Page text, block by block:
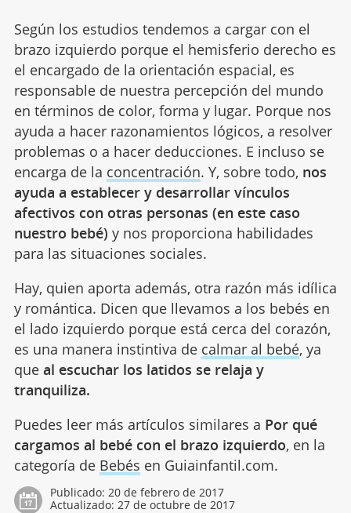
Según los estudios tendemos a cargar con el
brazo izquierdo porque el hemisferio derecho es
el encargado de la orientación espacial, es
responsable de nuestra percepción del mundo
en términos de color, forma y lugar. Porque nos
ayuda a hacer razonamientos lógicos, a resolver
problemas o a hacer deducciones. E incluso se
encarga de la concentración. Y, sobre todo, nos
ayuda a establecer y desarrollar vínculos
afectivos con otras personas (en este caso
nuestro bebé) y nos proporciona habilidades
para las situaciones sociales.
Hay, quien aporta además, otra razón más idílica
y romántica. Dicen que llevamos a los bebés en
el lado izquierdo porque está cerca del corazón,
es una manera instintiva de calmar al bebé, ya
que al escuchar los latidos se relaja y
tranquiliza.
Puedes leer más artículos similares a Por qué
cargamos al bebé con el brazo izquierdo, en la
categoría de Bebés en Guiainfantil.com.
Publicado: 20 de febrero de 2017
Actualizado: 27 de octubre de 2017